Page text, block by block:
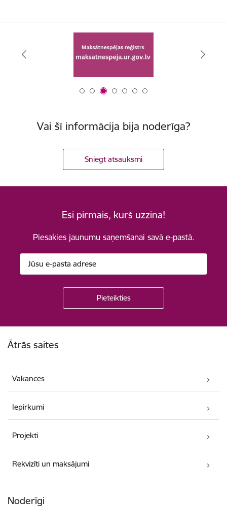
Vai šī informācija bija noderīga?
Sniegt atsauksmi
Esi pirmais, kurš uzzina!
Piesakies jaunumu saņemšanai savā e-pastā.
Ātrās saites
Vakances
Iepirkumi
Projekti
Rekvizīti un maksājumi
Noderīgi